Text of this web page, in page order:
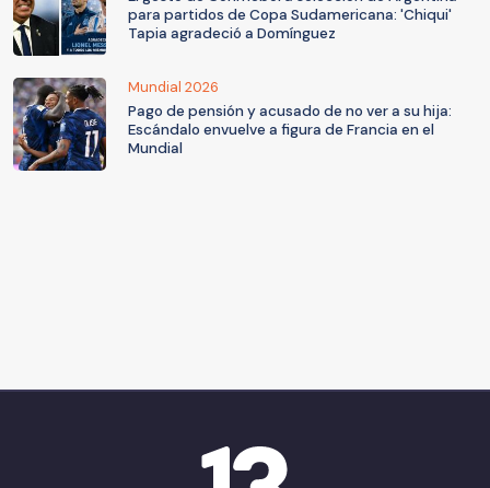
para partidos de Copa Sudamericana: 'Chiqui'
Tapia agradeció a Domínguez
Mundial 2026
Pago de pensión y acusado de no ver a su hija:
Escándalo envuelve a figura de Francia en el
Mundial